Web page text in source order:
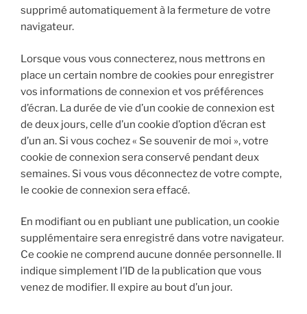
supprimé automatiquement à la fermeture de votre
navigateur.
Lorsque vous vous connecterez, nous mettrons en
place un certain nombre de cookies pour enregistrer
vos informations de connexion et vos préférences
d’écran. La durée de vie d’un cookie de connexion est
de deux jours, celle d’un cookie d’option d’écran est
d’un an. Si vous cochez « Se souvenir de moi », votre
cookie de connexion sera conservé pendant deux
semaines. Si vous vous déconnectez de votre compte,
le cookie de connexion sera effacé.
En modifiant ou en publiant une publication, un cookie
supplémentaire sera enregistré dans votre navigateur.
Ce cookie ne comprend aucune donnée personnelle. Il
indique simplement l’ID de la publication que vous
venez de modifier. Il expire au bout d’un jour.